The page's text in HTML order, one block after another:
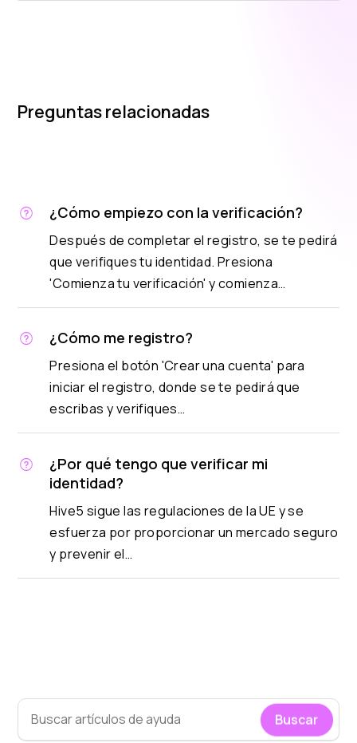
Preguntas relacionadas
¿Cómo empiezo con la verificación?
Después de completar el registro, se te pedirá
que verifiques tu identidad. Presiona
'Comienza tu verificación' y comienza…
¿Cómo me registro?
Presiona el botón 'Crear una cuenta' para
iniciar el registro, donde se te pedirá que
escribas y verifiques…
¿Por qué tengo que verificar mi
identidad?
Hive5 sigue las regulaciones de la UE y se
esfuerza por proporcionar un mercado seguro
y prevenir el…
Buscar